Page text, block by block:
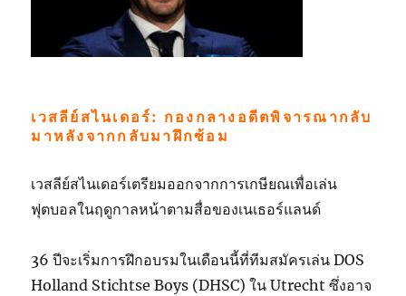
เวสลีย์สไนเดอร์: กองกลางอดีตพิจารณากลับ
มาหลังจากกลับมาฝึกซ้อม
เวสลีย์สไนเดอร์เตรียมออกจากการเกษียณเพื่อเล่น
ฟุตบอลในฤดูกาลหน้าตามสื่อของเนเธอร์แลนด์
36 ปีจะเริ่มการฝึกอบรมในเดือนนี้ที่ทีมสมัครเล่น DOS
Holland Stichtse Boys (DHSC) ใน Utrecht ซึ่งอาจ